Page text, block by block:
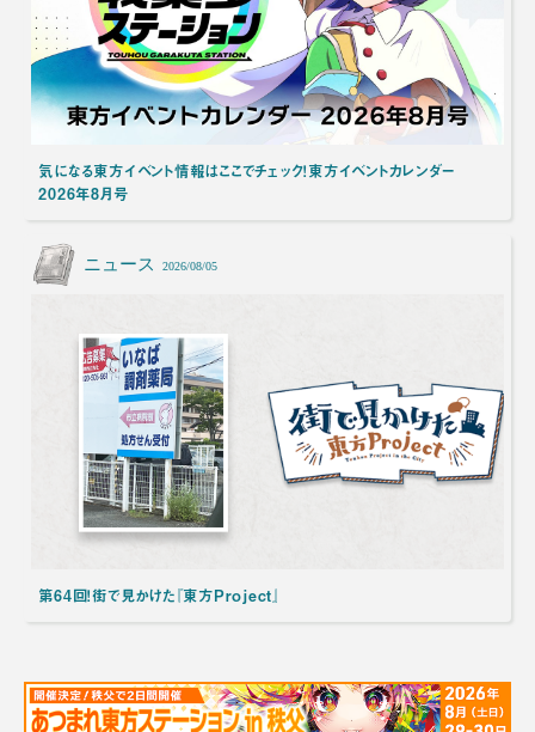
気になる東方イベント情報はここでチェック！東方イベントカレンダー
2026年8月号
ニュース 2026/08/05
第64回！街で見かけた『東方Project』